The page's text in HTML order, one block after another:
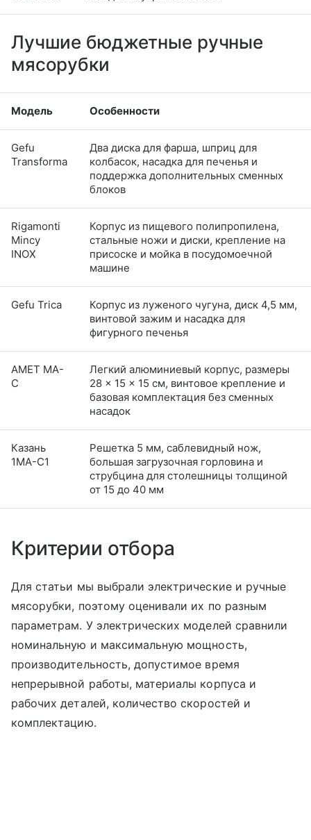
Лучшие бюджетные ручные
мясорубки
Модель Особенности
Gefu
Transforma
Два диска для фарша, шприц для
колбасок, насадка для печенья и
поддержка дополнительных сменных
блоков
Rigamonti
Mincy
INOX
Корпус из пищевого полипропилена,
стальные ножи и диски, крепление на
присоске и мойка в посудомоечной
машине
Gefu Trica
Корпус из луженого чугуна, диск 4,5 мм,
винтовой зажим и насадка для
фигурного печенья
АМЕТ МА-
С
Легкий алюминиевый корпус, размеры
28 × 15 × 15 см, винтовое крепление и
базовая комплектация без сменных
насадок
Казань
1МА-С1
Решетка 5 мм, саблевидный нож,
большая загрузочная горловина и
струбцина для столешницы толщиной
от 15 до 40 мм
Критерии отбора
Для статьи мы выбрали электрические и ручные
мясорубки, поэтому оценивали их по разным
параметрам. У электрических моделей сравнили
номинальную и максимальную мощность,
производительность, допустимое время
непрерывной работы, материалы корпуса и
рабочих деталей, количество скоростей и
комплектацию.